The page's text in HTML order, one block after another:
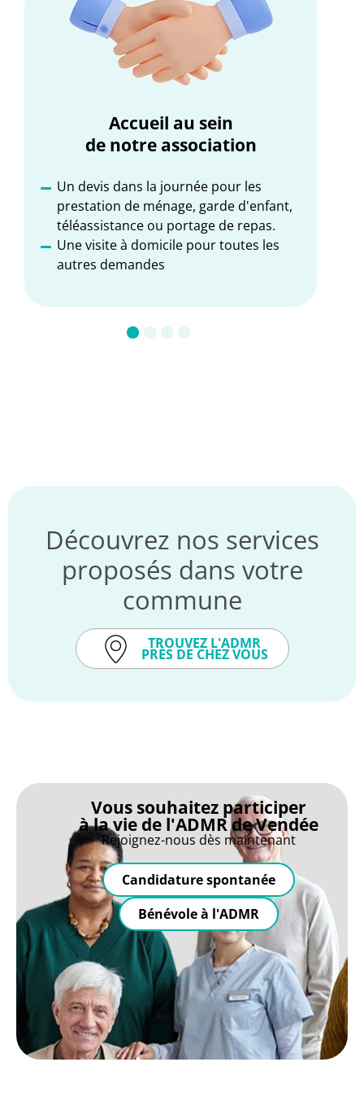
Accueil au sein
de notre association
Un devis dans la journée pour les
prestation de ménage, garde d'enfant,
téléassistance ou portage de repas.
Une visite à domicile pour toutes les
autres demandes
Découvrez nos services
proposés dans votre
commune
TROUVEZ L'ADMR
PRÈS DE CHEZ VOUS
Vous souhaitez participer
à la vie de l'ADMR de Vendée
Rejoignez-nous dès maintenant
Candidature spontanée
Bénévole à l'ADMR